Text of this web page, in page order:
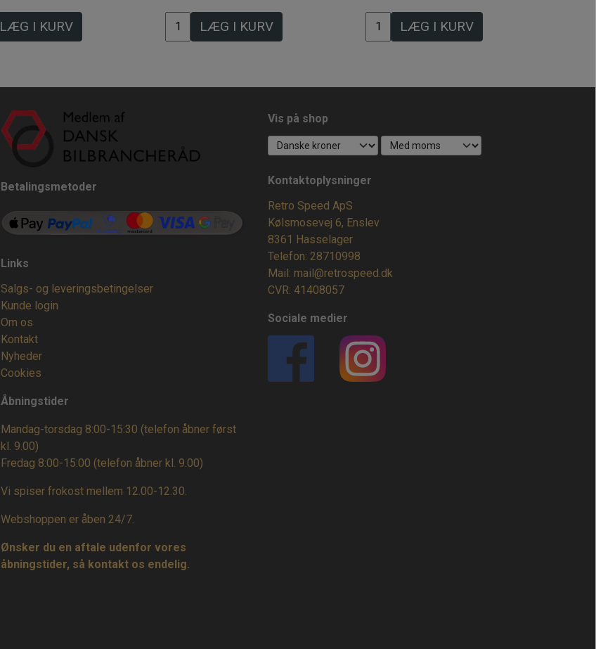
LÆG I KURV LÆG I KURV LÆG I KURV
Betalingsmetoder
Links
Salgs- og leveringsbetingelser
Kunde login
Om os
Kontakt
Nyheder
Cookies
Åbningstider
Mandag-torsdag 8:00-15:30 (telefon åbner først
kl. 9.00)
Fredag 8:00-15:00 (telefon åbner kl. 9.00)
Vi spiser frokost mellem 12.00-12.30.
Webshoppen er åben 24/7.
Ønsker du en aftale udenfor vores
åbningstider, så kontakt os endelig.
Vis på shop
Kontaktoplysninger
Retro Speed ApS
Kølsmosevej 6, Enslev
8361 Hasselager
Telefon: 28710998
Mail: mail@retrospeed.dk
CVR: 41408057
Sociale medier